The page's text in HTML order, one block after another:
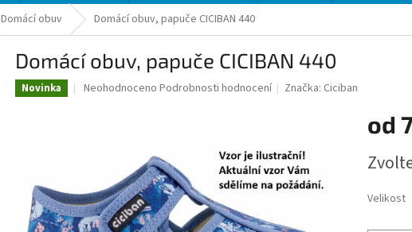
Domácí obuv Domácí obuv, papuče CICIBAN 440
Domácí obuv, papuče CICIBAN 440
Novinka
Průměrné
hvězdiček.
Neohodnoceno Podrobnosti hodnocení Značka: Ciciban
od
cena:
Velikost